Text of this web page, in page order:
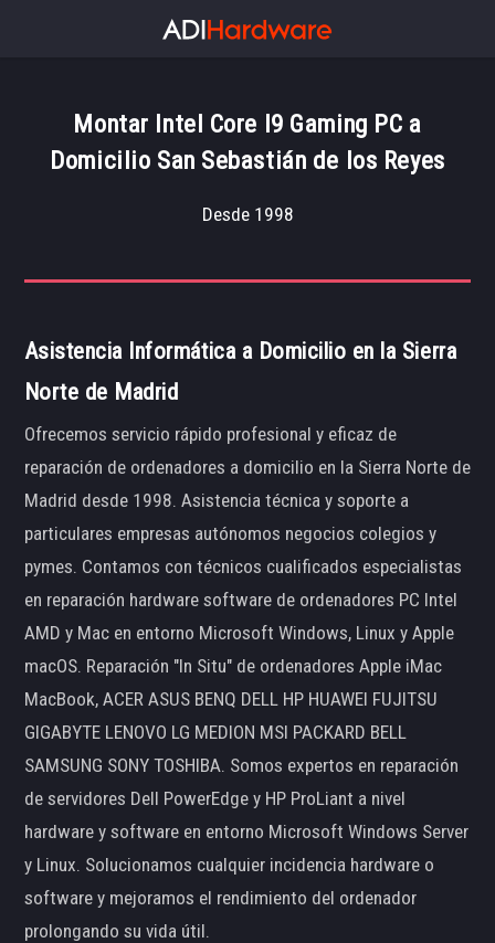
Montar Intel Core I9 Gaming PC a
Domicilio San Sebastián de los Reyes
Desde 1998
Asistencia Informática a Domicilio en la Sierra
Norte de Madrid
Ofrecemos servicio rápido profesional y eficaz de
reparación de ordenadores a domicilio en la Sierra Norte de
Madrid desde 1998. Asistencia técnica y soporte a
particulares empresas autónomos negocios colegios y
pymes. Contamos con técnicos cualificados especialistas
en reparación hardware software de ordenadores PC Intel
AMD y Mac en entorno Microsoft Windows, Linux y Apple
macOS. Reparación "In Situ" de ordenadores Apple iMac
MacBook, ACER ASUS BENQ DELL HP HUAWEI FUJITSU
GIGABYTE LENOVO LG MEDION MSI PACKARD BELL
SAMSUNG SONY TOSHIBA. Somos expertos en reparación
de servidores Dell PowerEdge y HP ProLiant a nivel
hardware y software en entorno Microsoft Windows Server
y Linux. Solucionamos cualquier incidencia hardware o
software y mejoramos el rendimiento del ordenador
prolongando su vida útil.